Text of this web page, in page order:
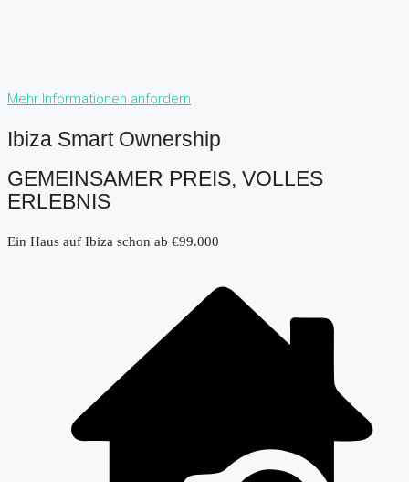
Mehr Informationen anfordern
Ibiza Smart Ownership
GEMEINSAMER PREIS, VOLLES
ERLEBNIS
Ein Haus auf Ibiza schon ab €99.000